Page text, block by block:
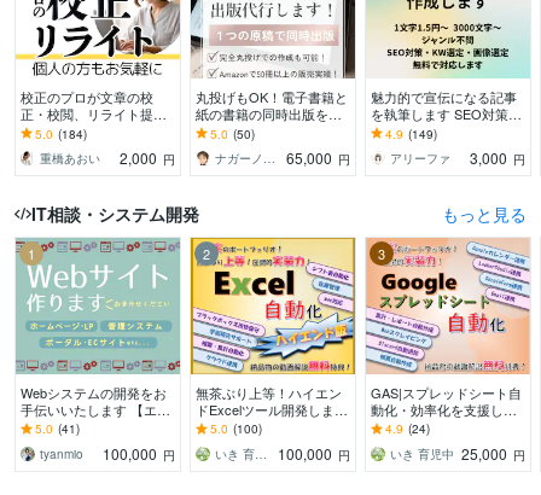
校正のプロが文章の校
正・校閲、リライト提案
をします 紙媒体実績9年
の校正者/安心価格・高品
質/小説・同人誌も！
5.0 (184)
重橋あおい
2,000 円
丸投げもOK！電子書籍と
紙の書籍の同時出版をし
ます １つの原稿から電子
書籍と紙の書籍（POD出
版）を代行します
5.0 (50)
ナガーノ＠アフィリエイト歴19年目
65,000 円
魅力的で宣伝になる記事
を執筆します SEO対策・
WP入稿・画像選定無料・
ジャンル不問
4.9 (149)
アリーファ
3,000 円
IT相談・システム開発 もっと見る
1
Webシステムの開発をお
手伝いいたします 【エン
ジニア歴11年】新規開
発・改修なんでもお任せ
ください！
5.0 (41)
tyanmio
100,000 円
2
無茶ぶり上等！ハイエン
ドExcelツール開発します
これまで培った技術で最
高品質のExcelツールを提
供します。
5.0 (100)
いき 育児中
100,000 円
3
GAS|スプレッドシート自
動化・効率化を支援しま
す 帳票作成／Gmail／Sla
ck／スクレイピング／API
連携
4.9 (24)
いき 育児中 25,000 円